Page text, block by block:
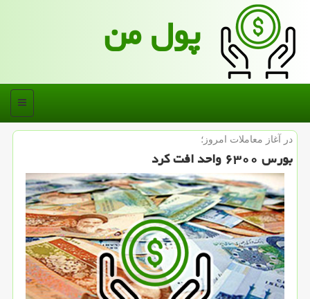
پول من
منو
در آغاز معاملات امروز؛
بورس ۶۳۰۰ واحد افت كرد